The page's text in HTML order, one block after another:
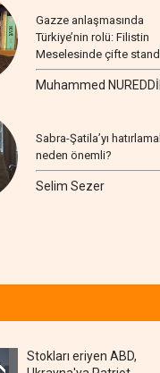
Gazze anlaşmasında
Türkiye’nin rolü: Filistin
Meselesinde çifte
seyir
Muhammed
Sabra-Şatila’yı
neden önemli?
Selim Sezer
Stokları eriyen ABD,